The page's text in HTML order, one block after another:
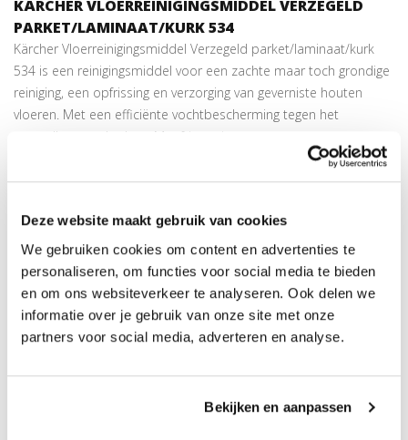
Deze website maakt gebruik van cookies
We gebruiken cookies om content en advertenties te
personaliseren, om functies voor social media te bieden
en om ons websiteverkeer te analyseren. Ook delen we
informatie over je gebruik van onze site met onze
partners voor social media, adverteren en analyse.
Bekijken en aanpassen
KÄRCHER VLOERREINIGINGSMIDDEL VERZEGELD
PARKET/LAMINAAT/KURK 534
Kärcher Vloerreinigingsmiddel Verzegeld parket/laminaat/kurk
534 is een reinigingsmiddel voor een zachte maar toch grondige
reiniging, een opfrissing en verzorging van geverniste houten
vloeren. Met een efficiënte vochtbescherming tegen het
opzwellen van de vloer. Met frisse citroengeur.
Aangename, frisse geur van citroen
Ideaal in combinatie met de Floor Cleaner
TOEPASSINGEN KÄRCHER VLOERREINIGINGSMIDDEL
VERZEGELD PARKET/LAMINAAT/KURK 534
Gevernist Parket
Laminaat
GEBRUIKSAANWIJZING KÄRCHER